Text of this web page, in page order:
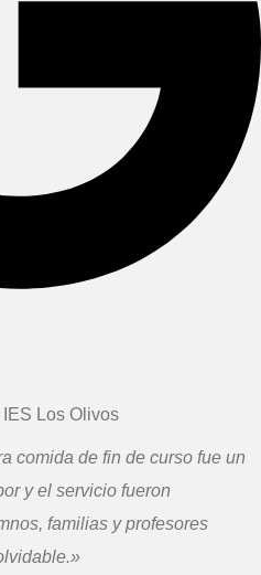
Los Olivos
comida de fin de curso fue un
y el servicio fueron
familias y profesores